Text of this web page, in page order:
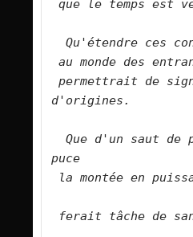
que le temps est
Qu'étendre ces
au monde des
permettrait de
d'origines.
Que d'un saut de
puce
la montée en
ferait tâche de